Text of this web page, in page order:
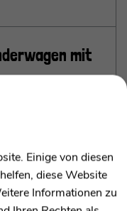
mit
Partner
auf jedem
Einige von diesen
diese Website
Informationen zu